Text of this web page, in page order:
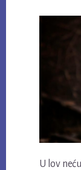
U lov